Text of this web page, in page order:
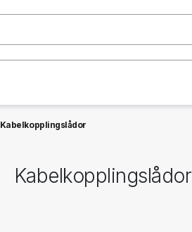
Kabelkopplingslådor
Kabelkopplingslådor